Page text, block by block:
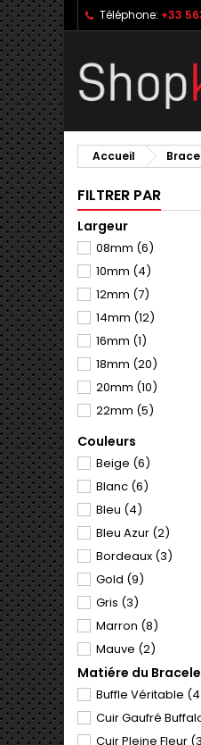
Téléphone: +33
Accueil
FILTRER PAR
Largeur
08mm (6)
10mm (4)
12mm (7)
14mm (12)
16mm (1)
18mm (20)
20mm (10)
22mm (5)
Couleurs
Beige (6)
Blanc (6)
Bleu (4)
Bleu Azur (2)
Bordeaux (3)
Gold (9)
Gris (3)
Marron (8)
Mauve (2)
Noir(8)
Orange(3)
Rouge(3)
Matiére du
Buffle Véritable
Cuir Gaufré
Cuir Pleine Fleur